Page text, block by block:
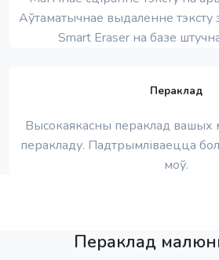
Аўтаматычнае выдаленне тэксту
Smart Eraser на базе
Пераклад
Высокаякасны пераклад
перакладу. Падтрымліваецца
моў.
Пераклад